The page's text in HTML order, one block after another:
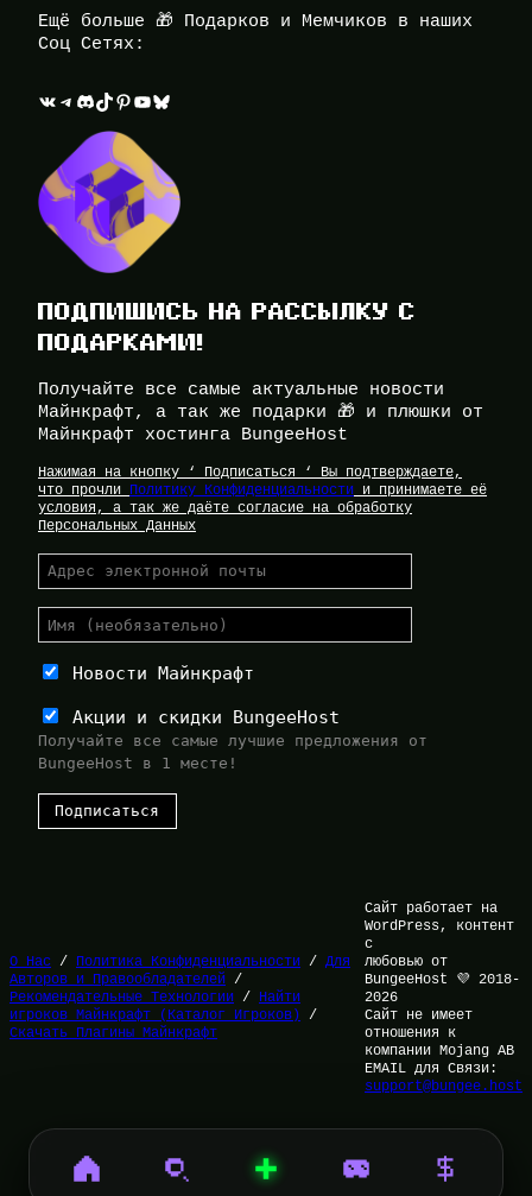
Ещё больше 🎁 Подарков и Мемчиков в наших
Соц Сетях:
ВКонтакте Telegram Discord TikTok Pinterest YouTube Bluesky
ПОДПИШИСЬ НА РАССЫЛКУ С
ПОДАРКАМИ!
Получайте все самые актуальные новости
Майнкрафт, а так же подарки 🎁 и плюшки от
Майнкрафт хостинга BungeeHost
Нажимая на кнопку ‘ Подписаться ‘ Вы подтверждаете,
что прочли Политику Конфиденциальности и принимаете её
условия, а так же даёте согласие на обработку
Персональных Данных
Новости Майнкрафт
Акции и скидки BungeeHost
Получайте все самые лучшие предложения от
BungeeHost в 1 месте!
О Нас / Политика Конфиденциальности / Для
Авторов и Правообладателей /
Рекомендательные Технологии / Найти
игроков Майнкрафт (Каталог Игроков) /
Скачать Плагины Майнкрафт
Сайт работает на
WordPress, контент
с
любовью от
BungeeHost 💜 2018-
2026
Сайт не имеет
отношения к
компании Mojang AB
EMAIL для Связи:
support@bungee.host